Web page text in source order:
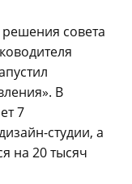
совета
В
7
студии, а
на 20 тысяч